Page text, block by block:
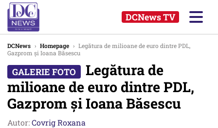
DCNews TV
DCNews › Homepage › Legătura de milioane de euro dintre PDL,
Gazprom și Ioana Băsescu
Legătura de
milioane de euro dintre PDL,
Gazprom și Ioana Băsescu
Autor:Covrig Roxana